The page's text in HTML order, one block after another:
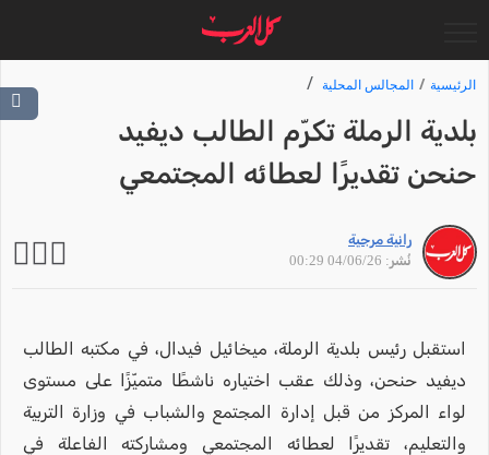
الرئيسية المجالس المحلية
بلدية الرملة تكرّم الطالب ديفيد
حنحن تقديرًا لعطائه المجتمعي
رانية مرجية
نُشر: 04/06/26 00:29
استقبل رئيس بلدية الرملة، ميخائيل فيدال، في مكتبه الطالب
ديفيد حنحن، وذلك عقب اختياره ناشطًا متميّزًا على مستوى
لواء المركز من قبل إدارة المجتمع والشباب في وزارة التربية
والتعليم، تقديرًا لعطائه المجتمعي ومشاركته الفاعلة في